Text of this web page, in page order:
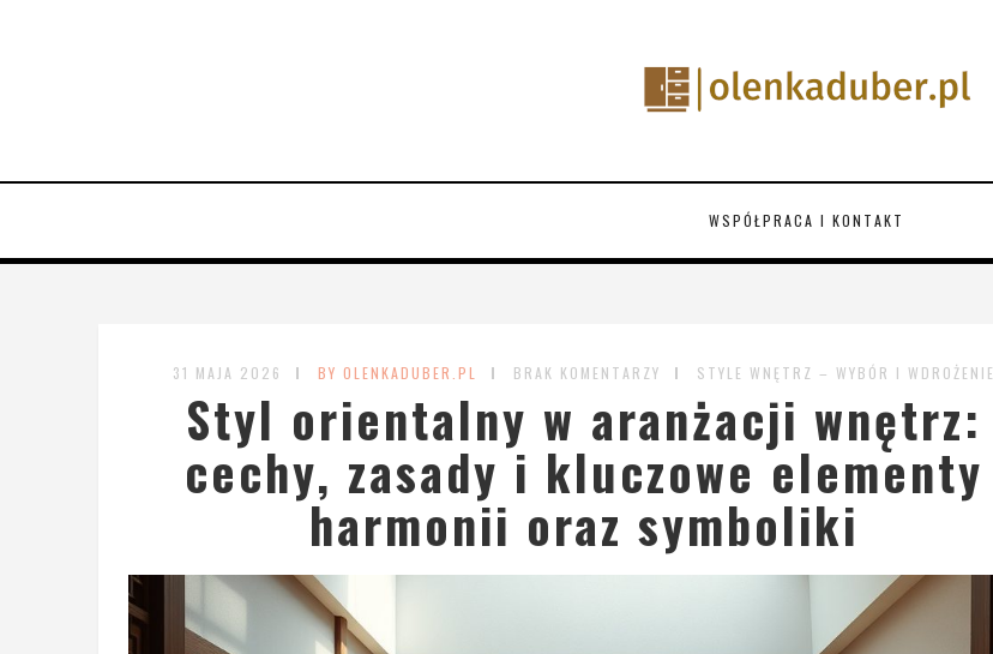
WSPÓŁPRACA I KONTAKT
31 MAJA 2026 BY OLENKADUBER.PL BRAK KOMENTARZY STYLE WNĘTRZ – WYBÓR I WDROŻENIE
Styl orientalny w aranżacji wnętrz:
cechy, zasady i kluczowe elementy
harmonii oraz symboliki